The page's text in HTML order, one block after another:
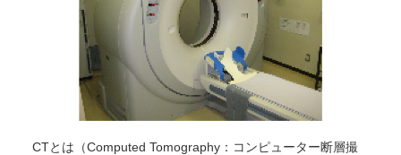
CTとは（Computed Tomography：コンピューター断層撮